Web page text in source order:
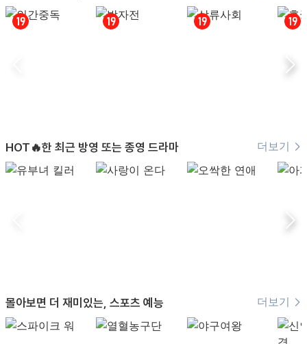
HOT🔥한 최근 방영 또는 종영 드라마 더보기
몰아보면 더 재미있는, 스포츠 예능 더보기